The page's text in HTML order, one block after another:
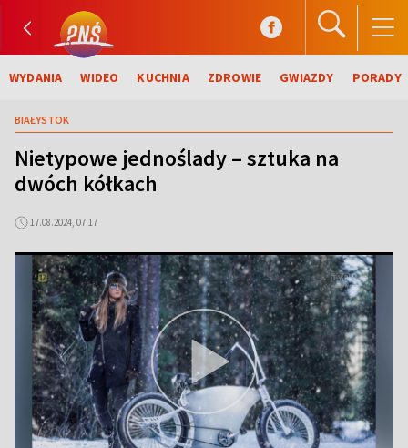
WYDANIA WIDEO KUCHNIA ZDROWIE GWIAZDY PORADY
BIAŁYSTOK
Nietypowe jednoślady – sztuka na
dwóch kółkach
17.08.2024, 07:17